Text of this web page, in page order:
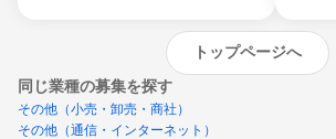
トップページへ
同じ業種の募集を探す
その他（小売・卸売・商社）
その他（通信・インターネット）